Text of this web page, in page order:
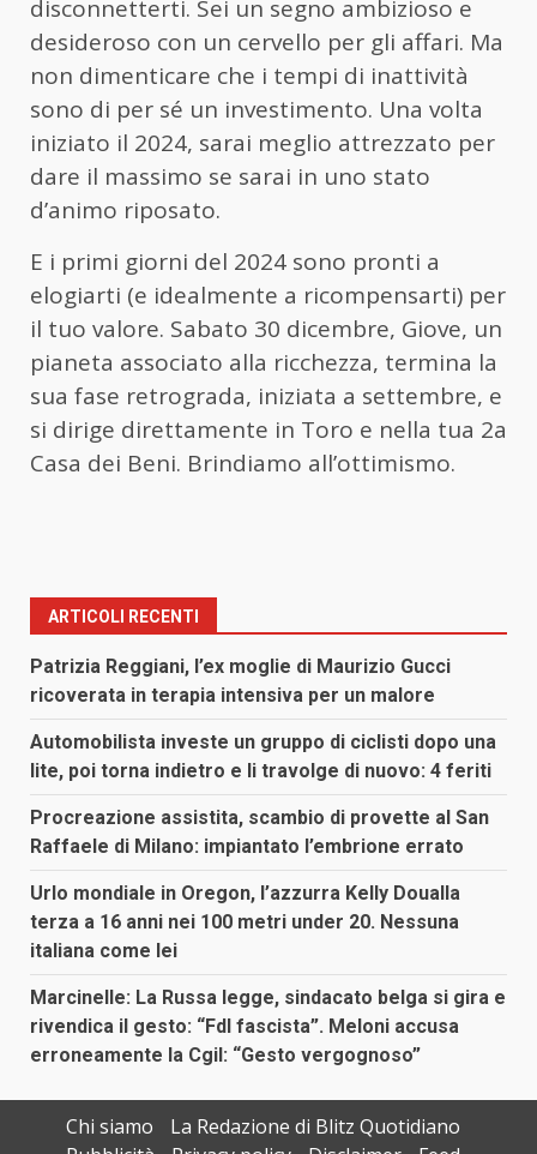
disconnetterti. Sei un segno ambizioso e
desideroso con un cervello per gli affari. Ma
non dimenticare che i tempi di inattività
sono di per sé un investimento. Una volta
iniziato il 2024, sarai meglio attrezzato per
dare il massimo se sarai in uno stato
d’animo riposato.
E i primi giorni del 2024 sono pronti a
elogiarti (e idealmente a ricompensarti) per
il tuo valore. Sabato 30 dicembre, Giove, un
pianeta associato alla ricchezza, termina la
sua fase retrograda, iniziata a settembre, e
si dirige direttamente in Toro e nella tua 2a
Casa dei Beni. Brindiamo all’ottimismo.
ARTICOLI RECENTI
Patrizia Reggiani, l’ex moglie di Maurizio Gucci
ricoverata in terapia intensiva per un malore
Automobilista investe un gruppo di ciclisti dopo una
lite, poi torna indietro e li travolge di nuovo: 4 feriti
Procreazione assistita, scambio di provette al San
Raffaele di Milano: impiantato l’embrione errato
Urlo mondiale in Oregon, l’azzurra Kelly Doualla
terza a 16 anni nei 100 metri under 20. Nessuna
italiana come lei
Marcinelle: La Russa legge, sindacato belga si gira e
rivendica il gesto: “FdI fascista”. Meloni accusa
erroneamente la Cgil: “Gesto vergognoso”
Chi siamo
La Redazione di Blitz Quotidiano